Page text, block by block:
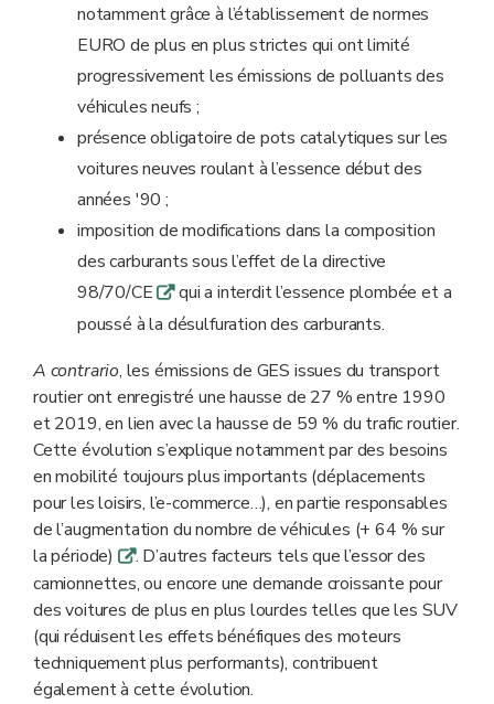
notamment grâce à l’établissement de normes
EURO de plus en plus strictes qui ont limité
progressivement les émissions de polluants des
véhicules neufs ;
présence obligatoire de pots catalytiques sur les
voitures neuves roulant à l’essence début des
années '90 ;
imposition de modifications dans la composition
des carburants sous l’effet de la directive
98/70/CEqqui a interdit l’essence plombée et a
poussé à la désulfuration des carburants.
A contrario, les émissions de GES issues du transport
routier ont enregistré une hausse de 27 % entre 1990
et 2019, en lien avec la hausse de 59 % du trafic routier.
Cette évolution s’explique notamment par des besoins
en mobilité toujours plus importants (déplacements
pour les loisirs, l’e-commerce…), en partie responsables
de l’augmentation du nombre de véhicules (+ 64 % sur
la période) q. D’autres facteurs tels que l’essor des
camionnettes, ou encore une demande croissante pour
des voitures de plus en plus lourdes telles que les SUV
(qui réduisent les effets bénéfiques des moteurs
techniquement plus performants), contribuent
également à cette évolution.